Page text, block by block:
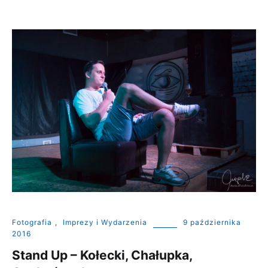
Fotografia , Imprezy i Wydarzenia
9 października
2016
Stand Up – Kołecki, Chałupka,